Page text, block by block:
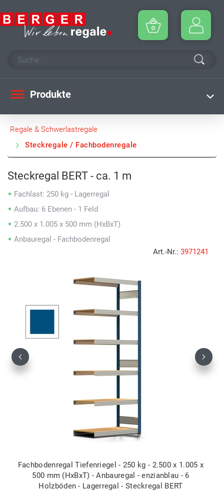
Produkte
Regale & Schwerlastregale
Steckregale / Fachbodenregale
Steckregal BERT - ca. 1 m
Fachlast: 250 kg - Lagerregal
Aufbau: 6 Ebenen - 1 Feld
2.500 x 1.005 x 500 mm (HxBxT)
Anbauregal - Fachbodenregal
Art.-Nr.: 3971241
Fachbodenregal Tiefenriegel - 250 kg - 2.500 x 1.005 x
500 mm (HxBxT) - Anbauregal - enzianblau - 6
Holzböden - Lagerregal - Steckregal BERT
Previous Next